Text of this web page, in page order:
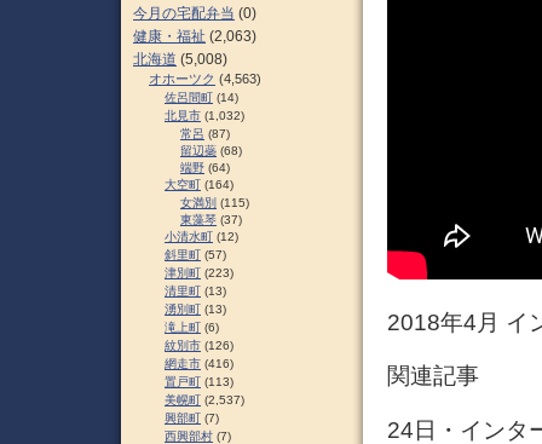
2018年4月 イ
関連記事
24日・インタ
今月の宅配弁当 (0)
健康・福祉 (2,063)
北海道 (5,008)
オホーツク (4,563)
佐呂間町 (14)
北見市 (1,032)
常呂 (87)
留辺蘂 (68)
端野 (64)
大空町 (164)
女満別 (115)
東藻琴 (37)
小清水町 (12)
斜里町 (57)
津別町 (223)
清里町 (13)
湧別町 (13)
滝上町 (6)
紋別市 (126)
網走市 (416)
置戸町 (113)
美幌町 (2,537)
興部町 (7)
西興部村 (7)